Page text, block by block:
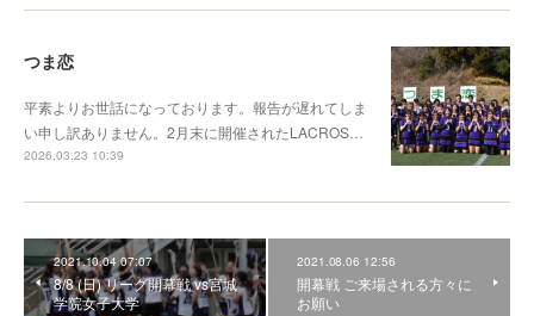
つま恋
平素よりお世話になっております。報告が遅れてしま
い申し訳ありません。2月末に開催されたLACROS…
2026.03.23 10:39
2021.10.04 07:07
8/8 (日) リーグ開幕戦 vs宮城
学院女子大学
2021.08.06 12:56
開幕戦 ご来場される方々に
お願い